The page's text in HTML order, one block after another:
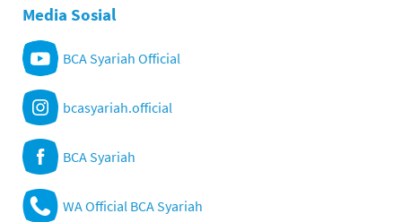
Media Sosial
BCA Syariah Official
bcasyariah.official
BCA Syariah
WA Official BCA Syariah